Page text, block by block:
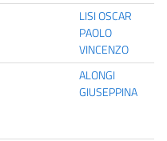
LISI OSCAR
PAOLO
VINCENZO
ALONGI
GIUSEPPINA